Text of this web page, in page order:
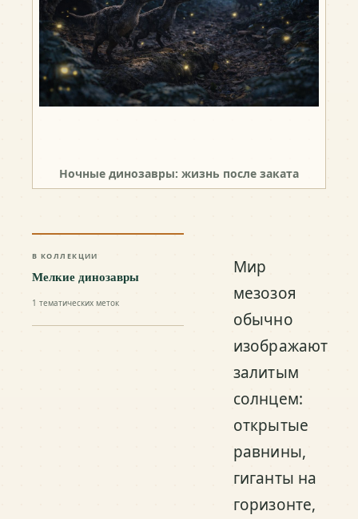
Ночные динозавры: жизнь после заката
В КОЛЛЕКЦИИ
Мелкие динозавры
1 тематических меток
Мир
мезозоя
обычно
изображают
залитым
солнцем:
открытые
равнины,
гиганты на
горизонте,